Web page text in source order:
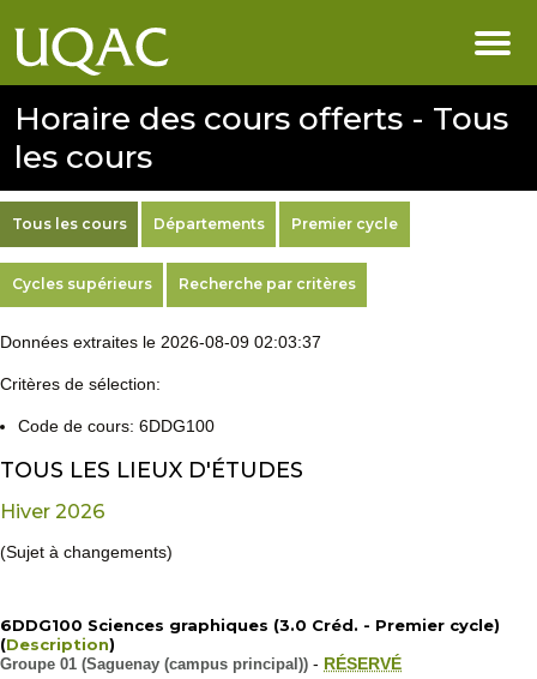
Horaire des cours offerts - Tous
les cours
Tous les cours Départements Premier cycle
Cycles supérieurs Recherche par critères
Données extraites le 2026-08-09 02:03:37
Critères de sélection:
Code de cours: 6DDG100
TOUS LES LIEUX D'ÉTUDES
Hiver 2026
(Sujet à changements)
6DDG100 Sciences graphiques (3.0 Créd. - Premier cycle)
(Description)
Groupe 01 (Saguenay (campus principal)) - RÉSERVÉ